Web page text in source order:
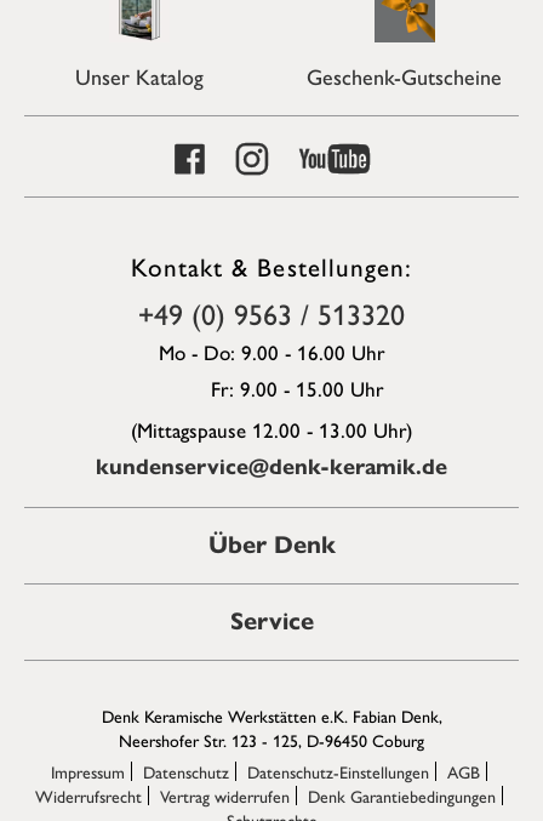
Unser Katalog Geschenk-Gutscheine
Kontakt & Bestellungen:
+49 (0) 9563 / 513320
Mo - Do: 9.00 - 16.00 Uhr
Fr: 9.00 - 15.00 Uhr
(Mittagspause 12.00 - 13.00 Uhr)
kundenservice@denk-keramik.de
Über Denk
Service
Denk Keramische Werkstätten e.K. Fabian Denk,
Neershofer Str. 123 - 125, D-96450 Coburg
Impressum
Datenschutz Datenschutz-Einstellungen
AGB
Widerrufsrecht
Vertrag widerrufen
Denk Garantiebedingungen